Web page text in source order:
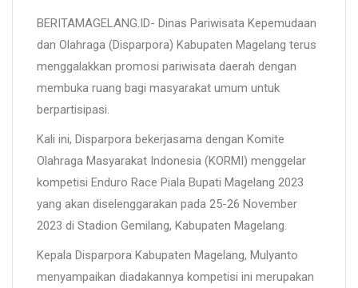
BERITAMAGELANG.ID- Dinas Pariwisata Kepemudaan
dan Olahraga (Disparpora) Kabupaten Magelang terus
menggalakkan promosi pariwisata daerah dengan
membuka ruang bagi masyarakat umum untuk
berpartisipasi.
Kali ini, Disparpora bekerjasama dengan Komite
Olahraga Masyarakat Indonesia (KORMI) menggelar
kompetisi Enduro Race Piala Bupati Magelang 2023
yang akan diselenggarakan pada 25-26 November
2023 di Stadion Gemilang, Kabupaten Magelang.
Kepala Disparpora Kabupaten Magelang, Mulyanto
menyampaikan diadakannya kompetisi ini merupakan